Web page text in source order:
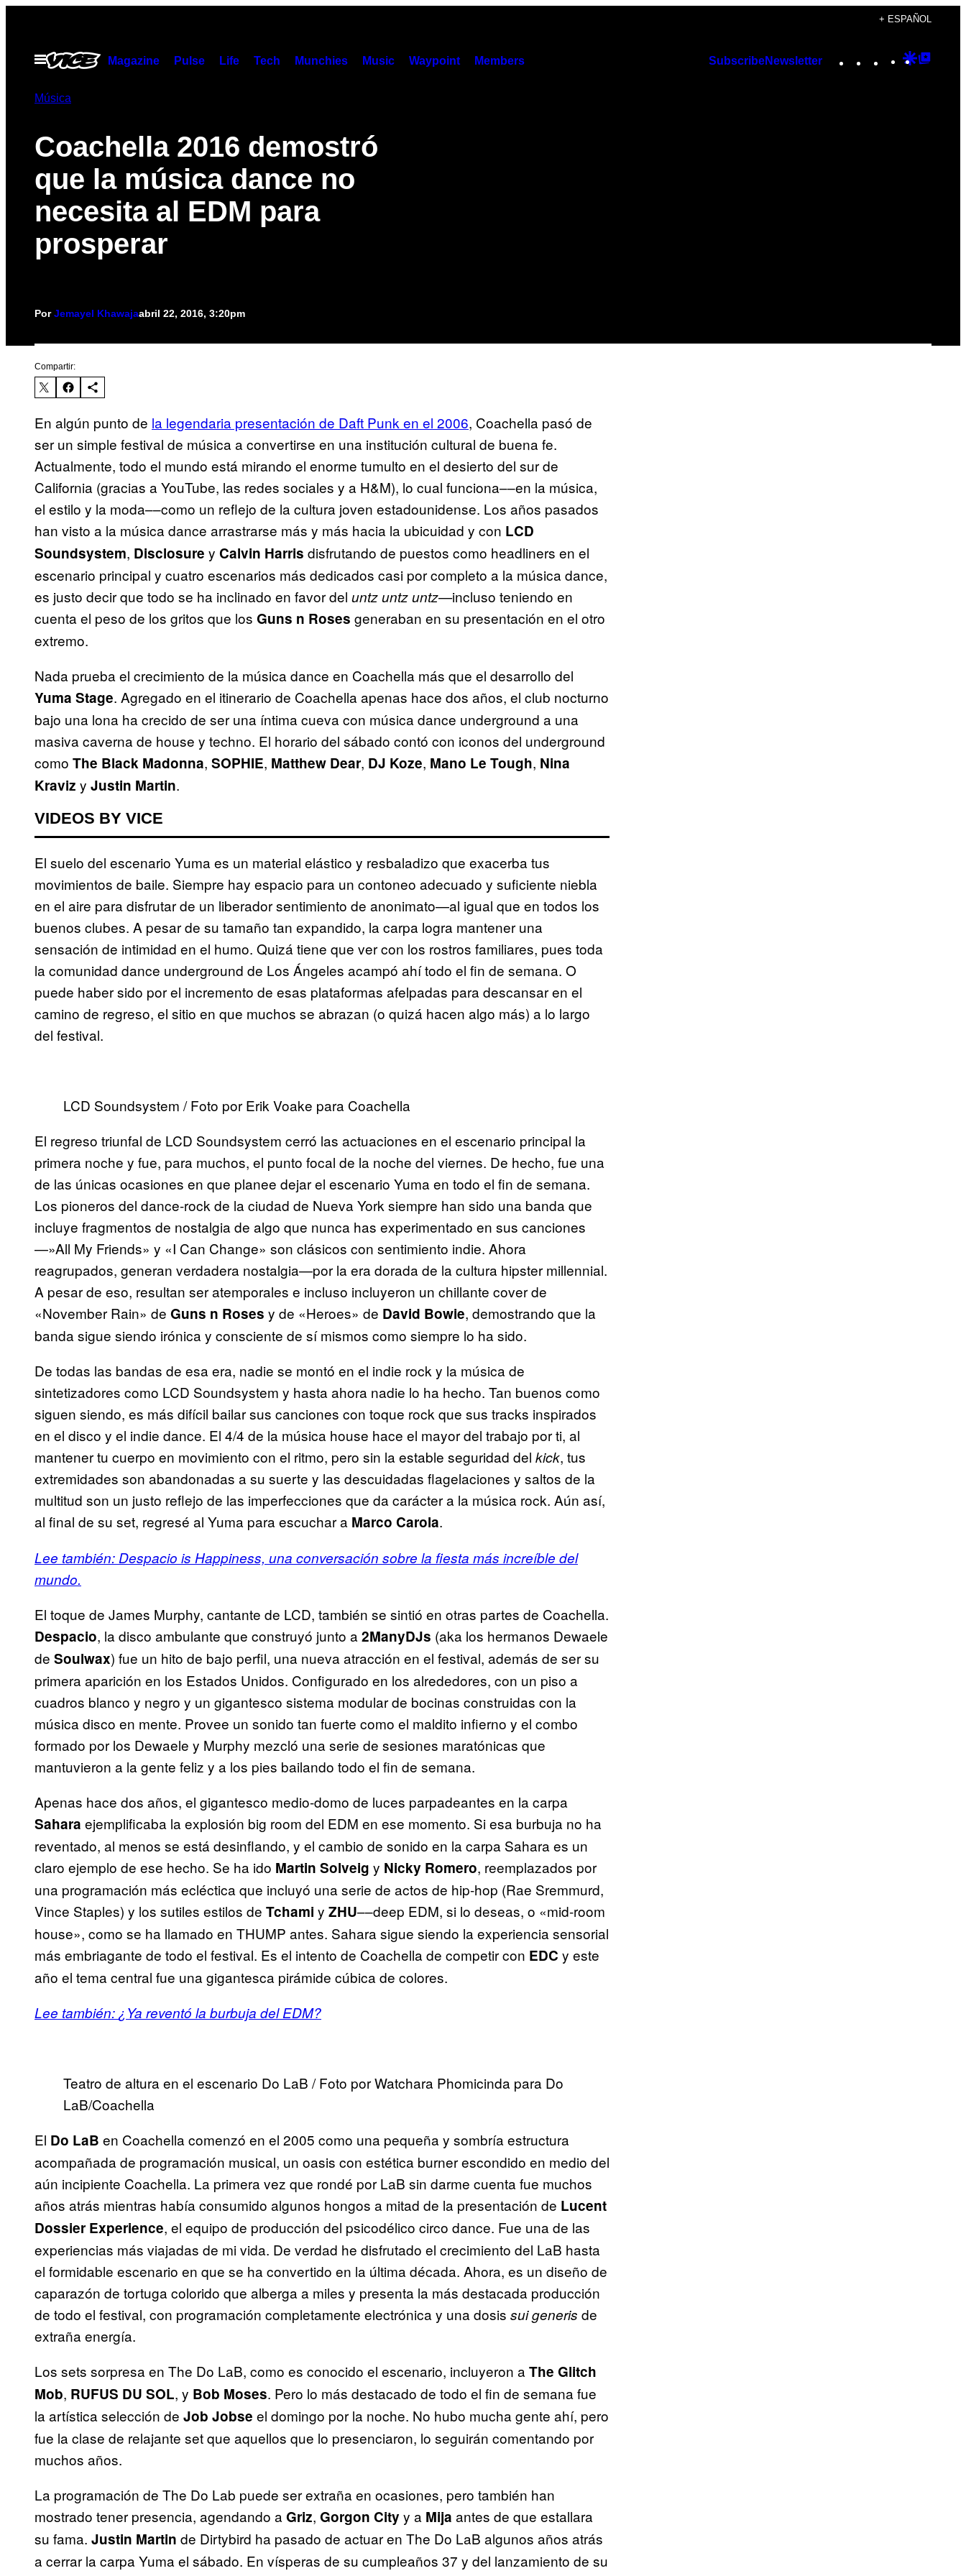
contenido
+ ESPAÑOL
Abrir
Menú
Magazine Pulse Life Tech Munchies Music Waypoint Members SubscribeNewsletter Instagram
TikTok
YouTube
Google
Música
Coachella 2016 demostró
que la música dance no
necesita al EDM para
prosperar
PorJemayel Khawajaabril 22, 2016, 3:20pm
Compartir:
En algún punto de la legendaria presentación de Daft Punk en el 2006, Coachella pasó de
ser un simple festival de música a convertirse en una institución cultural de buena fe.
Actualmente, todo el mundo está mirando el enorme tumulto en el desierto del sur de
California (gracias a YouTube, las redes sociales y a H&M), lo cual funciona––en la música,
el estilo y la moda––como un reflejo de la cultura joven estadounidense. Los años pasados
han visto a la música dance arrastrarse más y más hacia la ubicuidad y con LCD
Soundsystem, Disclosure y Calvin Harris disfrutando de puestos como headliners en el
escenario principal y cuatro escenarios más dedicados casi por completo a la música dance,
es justo decir que todo se ha inclinado en favor del untz untz untz—incluso teniendo en
cuenta el peso de los gritos que los Guns n Roses generaban en su presentación en el otro
extremo.
Nada prueba el crecimiento de la música dance en Coachella más que el desarrollo del
Yuma Stage. Agregado en el itinerario de Coachella apenas hace dos años, el club nocturno
bajo una lona ha crecido de ser una íntima cueva con música dance underground a una
masiva caverna de house y techno. El horario del sábado contó con iconos del underground
como The Black Madonna, SOPHIE, Matthew Dear, DJ Koze, Mano Le Tough, Nina
Kraviz y Justin Martin.
VIDEOS BY VICE
El suelo del escenario Yuma es un material elástico y resbaladizo que exacerba tus
movimientos de baile. Siempre hay espacio para un contoneo adecuado y suficiente niebla
en el aire para disfrutar de un liberador sentimiento de anonimato—al igual que en todos los
buenos clubes. A pesar de su tamaño tan expandido, la carpa logra mantener una
sensación de intimidad en el humo. Quizá tiene que ver con los rostros familiares, pues toda
la comunidad dance underground de Los Ángeles acampó ahí todo el fin de semana. O
puede haber sido por el incremento de esas plataformas afelpadas para descansar en el
camino de regreso, el sitio en que muchos se abrazan (o quizá hacen algo más) a lo largo
del festival.
LCD Soundsystem / Foto por Erik Voake para Coachella
El regreso triunfal de LCD Soundsystem cerró las actuaciones en el escenario principal la
primera noche y fue, para muchos, el punto focal de la noche del viernes. De hecho, fue una
de las únicas ocasiones en que planee dejar el escenario Yuma en todo el fin de semana.
Los pioneros del dance-rock de la ciudad de Nueva York siempre han sido una banda que
incluye fragmentos de nostalgia de algo que nunca has experimentado en sus canciones
—»All My Friends» y «I Can Change» son clásicos con sentimiento indie. Ahora
reagrupados, generan verdadera nostalgia—por la era dorada de la cultura hipster millennial.
A pesar de eso, resultan ser atemporales e incluso incluyeron un chillante cover de
«November Rain» de Guns n Roses y de «Heroes» de David Bowie, demostrando que la
banda sigue siendo irónica y consciente de sí mismos como siempre lo ha sido.
De todas las bandas de esa era, nadie se montó en el indie rock y la música de
sintetizadores como LCD Soundsystem y hasta ahora nadie lo ha hecho. Tan buenos como
siguen siendo, es más difícil bailar sus canciones con toque rock que sus tracks inspirados
en el disco y el indie dance. El 4/4 de la música house hace el mayor del trabajo por ti, al
mantener tu cuerpo en movimiento con el ritmo, pero sin la estable seguridad del kick, tus
extremidades son abandonadas a su suerte y las descuidadas flagelaciones y saltos de la
multitud son un justo reflejo de las imperfecciones que da carácter a la música rock. Aún así,
al final de su set, regresé al Yuma para escuchar a Marco Carola.
Lee también:Despacio is Happiness, una conversación sobre la fiesta más increíble del
mundo.
El toque de James Murphy, cantante de LCD, también se sintió en otras partes de Coachella.
Despacio, la disco ambulante que construyó junto a 2ManyDJs (aka los hermanos Dewaele
de Soulwax) fue un hito de bajo perfil, una nueva atracción en el festival, además de ser su
primera aparición en los Estados Unidos. Configurado en los alrededores, con un piso a
cuadros blanco y negro y un gigantesco sistema modular de bocinas construidas con la
música disco en mente. Provee un sonido tan fuerte como el maldito infierno y el combo
formado por los Dewaele y Murphy mezcló una serie de sesiones maratónicas que
mantuvieron a la gente feliz y a los pies bailando todo el fin de semana.
Apenas hace dos años, el gigantesco medio-domo de luces parpadeantes en la carpa
Sahara ejemplificaba la explosión big room del EDM en ese momento. Si esa burbuja no ha
reventado, al menos se está desinflando, y el cambio de sonido en la carpa Sahara es un
claro ejemplo de ese hecho. Se ha ido Martin Solveig y Nicky Romero, reemplazados por
una programación más ecléctica que incluyó una serie de actos de hip-hop (Rae Sremmurd,
Vince Staples) y los sutiles estilos de Tchami y ZHU––deep EDM, si lo deseas, o «mid-room
house», como se ha llamado en THUMP antes. Sahara sigue siendo la experiencia sensorial
más embriagante de todo el festival. Es el intento de Coachella de competir con EDC y este
año el tema central fue una gigantesca pirámide cúbica de colores.
Lee también:¿Ya reventó la burbuja del EDM?
Teatro de altura en el escenario Do LaB / Foto por Watchara Phomicinda para Do
LaB/Coachella
El Do LaB en Coachella comenzó en el 2005 como una pequeña y sombría estructura
acompañada de programación musical, un oasis con estética burner escondido en medio del
aún incipiente Coachella. La primera vez que rondé por LaB sin darme cuenta fue muchos
años atrás mientras había consumido algunos hongos a mitad de la presentación de Lucent
Dossier Experience, el equipo de producción del psicodélico circo dance. Fue una de las
experiencias más viajadas de mi vida. De verdad he disfrutado el crecimiento del LaB hasta
el formidable escenario en que se ha convertido en la última década. Ahora, es un diseño de
caparazón de tortuga colorido que alberga a miles y presenta la más destacada producción
de todo el festival, con programación completamente electrónica y una dosis sui generis de
extraña energía.
Los sets sorpresa en The Do LaB, como es conocido el escenario, incluyeron a The Glitch
Mob, RUFUS DU SOL, y Bob Moses. Pero lo más destacado de todo el fin de semana fue
la artística selección de Job Jobse el domingo por la noche. No hubo mucha gente ahí, pero
fue la clase de relajante set que aquellos que lo presenciaron, lo seguirán comentando por
muchos años.
La programación de The Do Lab puede ser extraña en ocasiones, pero también han
mostrado tener presencia, agendando a Griz, Gorgon City y a Mija antes de que estallara
su fama. Justin Martin de Dirtybird ha pasado de actuar en The Do LaB algunos años atrás
a cerrar la carpa Yuma el sábado. En vísperas de su cumpleaños 37 y del lanzamiento de su